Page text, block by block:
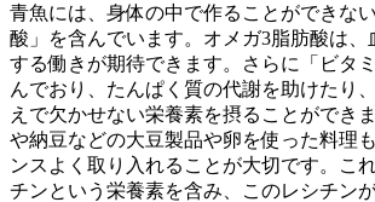
青魚には、身体の中で作ることができな
酸」を含んでいます。オメガ3脂肪酸は、
する働きが期待できます。さらに「ビタ
んでおり、たんぱく質の代謝を助けたり
えで欠かせない栄養素を摂ることができ
や納豆などの大豆製品や卵を使った料理
ンスよく取り入れることが大切です。こ
チンという栄養素を含み、このレシチン